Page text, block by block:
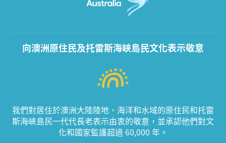
向澳洲原住民及托雷斯海峽島民文化表示敬意
我們對居住於澳洲大陸陸地、海洋和水域的原住民和托雷
斯海峽島民一代代長老表示由衷的敬意，並承認他們對文
化和國家監護超過 60,000 年。